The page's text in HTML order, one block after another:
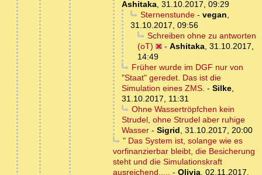
Ashitaka, 31.10.2017, 09:29
Sternenstunde- vegan,
31.10.2017, 09:56
Schreiben ohne zu antworten
(oT)
- Ashitaka, 31.10.2017,
14:49
Früher wurde im DGF nur von
"Staat" geredet. Das ist die
Simulation eines ZMS. - Silke,
31.10.2017, 11:31
Ohne Wassertröpfchen kein
Strudel, ohne Strudel aber ruhige
Wasser - Sigrid, 31.10.2017, 20:00
" Das System ist, solange wie es
vorfinanzierbar bleibt, die Besicherung
steht und die Simulationskraft
ausreichend..... - Olivia, 02.11.2017,